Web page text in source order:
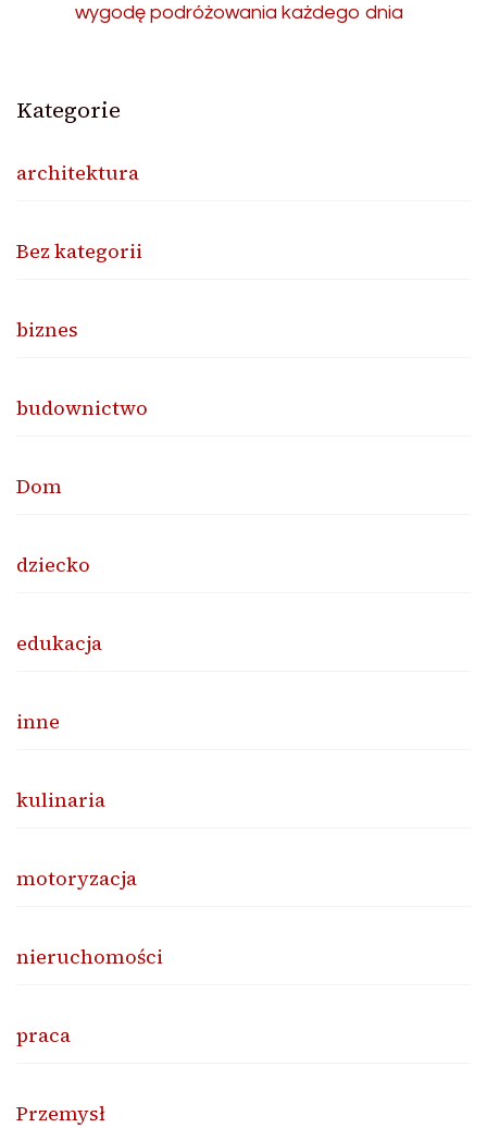
wygodę podróżowania każdego dnia
Kategorie
architektura
Bez kategorii
biznes
budownictwo
Dom
dziecko
edukacja
inne
kulinaria
motoryzacja
nieruchomości
praca
Przemysł